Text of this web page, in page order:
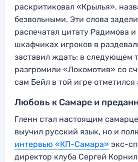
раскритиковал «Крылья»,
безвольными. Эти слова
распечатал цитату Радимова
шкафчиках игроков в
заставил ждать: в следующем
разгромили «Локомотив» со
сам Бейл в той игре отметился
Любовь к Самаре и
Гленн стал настоящим
выучил русский язык, но и
интервью «КП-Самара» экс-
директор клуба Сергей